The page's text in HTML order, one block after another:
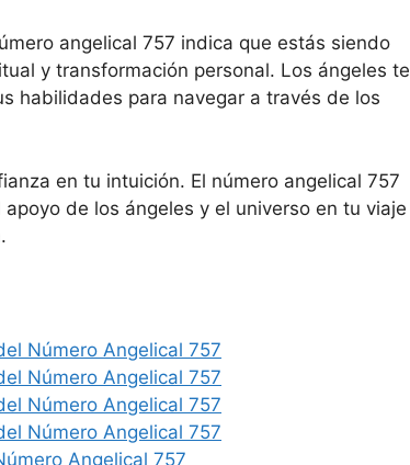
angelical 757 indica que estás siendo
y transformación personal. Los ángeles te
habilidades para navegar a través de los
en tu intuición. El número angelical 757
de los ángeles y el universo en tu viaje
Número Angelical 757
Número Angelical 757
Número Angelical 757
Número Angelical 757
Angelical 757